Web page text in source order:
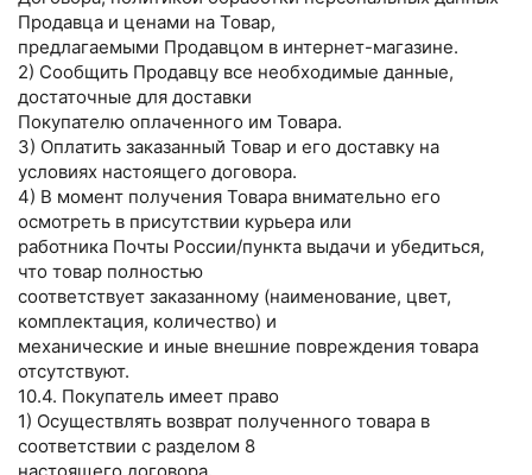
Продавца и ценами на Товар,
предлагаемыми Продавцом в интернет-магазине.
2) Сообщить Продавцу все необходимые данные,
достаточные для доставки
Покупателю оплаченного им Товара.
3) Оплатить заказанный Товар и его доставку на
условиях настоящего договора.
4) В момент получения Товара внимательно его
осмотреть в присутствии курьера или
работника Почты России/пункта выдачи и убедиться,
что товар полностью
соответствует заказанному (наименование, цвет,
комплектация, количество) и
механические и иные внешние повреждения товара
отсутствуют.
10.4. Покупатель имеет право
1) Осуществлять возврат полученного товара в
соответствии с разделом 8